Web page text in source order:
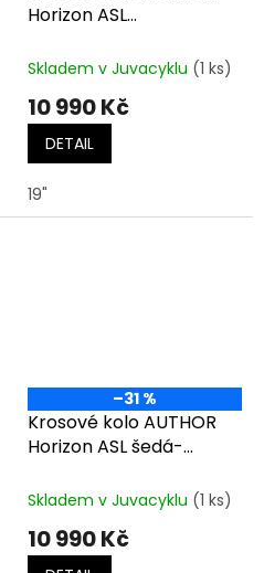
Horizon ASL
Skladem v Juvacyklu (1 ks)
10 990 Kč
DETAIL
19"
–31 %
Krosové kolo AUTHOR
Horizon ASL šedá-
Skladem v Juvacyklu (1 ks)
10 990 Kč